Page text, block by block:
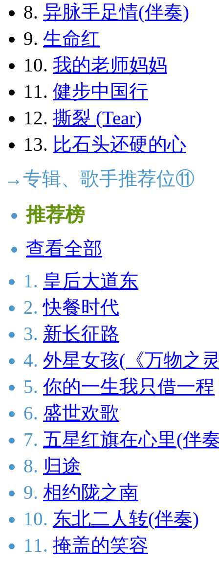
8. 异脉手足情(伴奏)
9. 生命红
10. 我的老师妈妈
11. 健步中国行
12. 撕裂 (Tear)
13. 比石头还硬的心
→专辑、歌手推荐位⑪
推荐榜
查看全部
1. 皇后大道东
2. 快餐时代
3. 新长征路
4. 外星女孩(《万物之
5. 你的一生我只借一程
6. 盛世欢歌
7. 五星红旗在心里(伴
8. 归途
9. 相约陇之南
10. 东北二人转(伴奏)
11. 掩盖的笑容